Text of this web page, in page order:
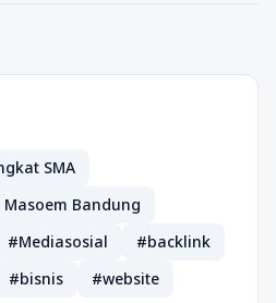
SMA
Bandung
#Mediasosial
#backlink
#bisnis
#website